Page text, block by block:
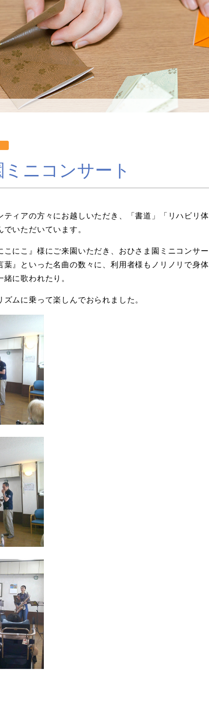
ニコンサート
ティアの方々にお越しいただき、「書道」「リハビリ
いただいています。
にこ』様にご来園いただき、おひさま園ミニコンサー
葉』といった名曲の数々に、利用者様もノリノリで身
に歌われたり。
ムに乗って楽しんでおられました。